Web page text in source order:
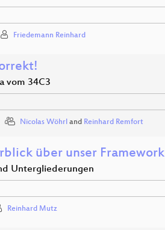
Friedemann Reinhard
vom 34C3
Nicolas Wöhrl and Reinhard Remfort
über unser Framework
Untergliederungen
Reinhard Mutz